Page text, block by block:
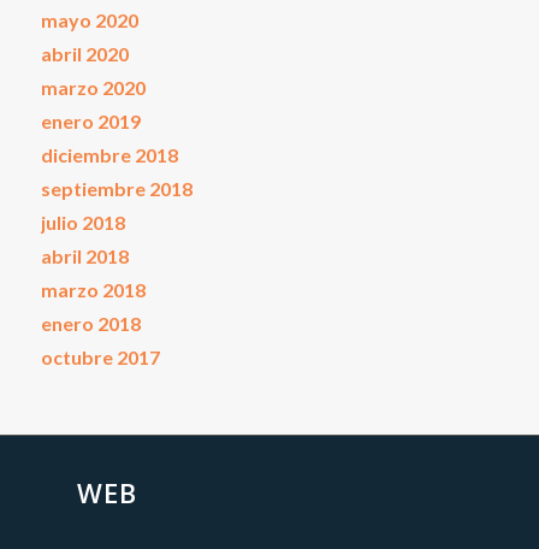
mayo 2020
abril 2020
marzo 2020
enero 2019
diciembre 2018
septiembre 2018
julio 2018
abril 2018
marzo 2018
enero 2018
octubre 2017
WEB